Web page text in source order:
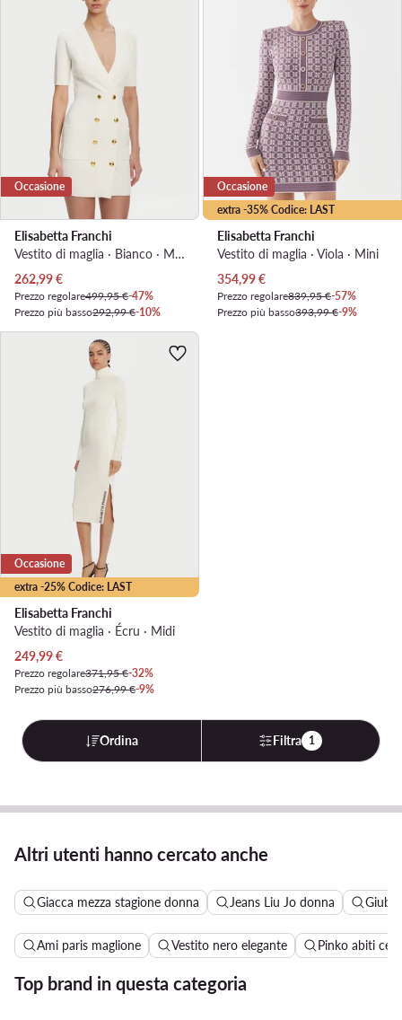
Occasione
Elisabetta Franchi
Vestito di maglia · Bianco · Mini
Prezzo attuale
262,99€
Prezzo regolare499,95 €-47%
Prezzo più basso292,99 €-10%
extra -35% Codice: LAST
Occasione
Elisabetta Franchi
Vestito di maglia · Viola · Mini
Prezzo attuale
354,99€
Prezzo regolare839,95 €-57%
Prezzo più basso393,99 €-9%
extra -25% Codice: LAST
Occasione
Elisabetta Franchi
Vestito di maglia · Écru · Midi
Prezzo attuale
249,99€
Prezzo regolare371,95 €-32%
Prezzo più basso276,99 €-9%
Ordina Filtra 1
Altri utenti hanno cercato anche
Giacca mezza stagione donna Jeans Liu Jo donna
Ami paris maglione Vestito nero elegante Pinko abiti
Top brand in questa categoria